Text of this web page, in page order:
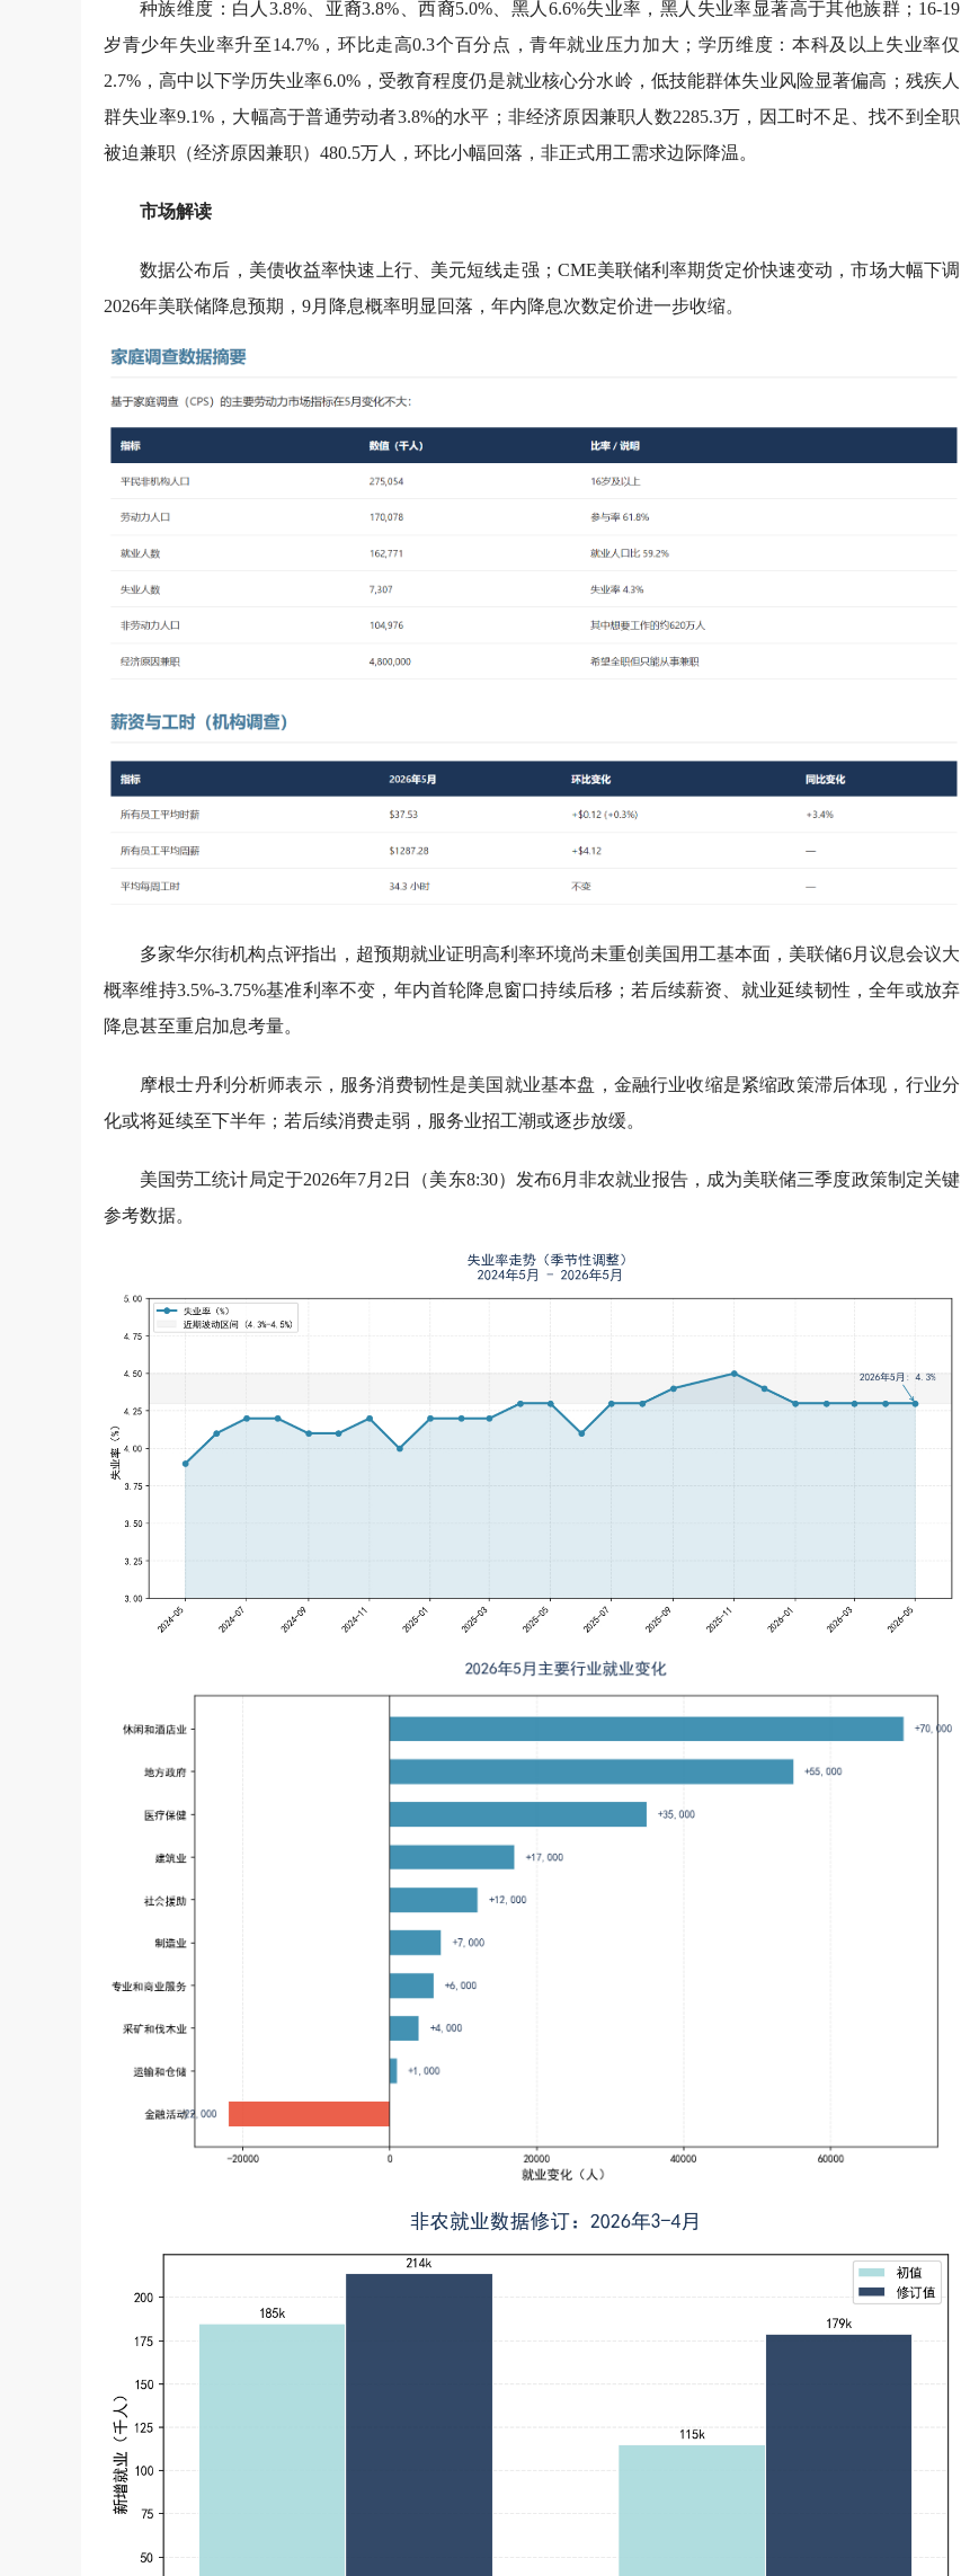
种族维度：白人3.8%、亚裔3.8%、西裔5.0%、黑人6.6%失业率，黑人失业率显著高于其他族群；16-19
岁青少年失业率升至14.7%，环比走高0.3个百分点，青年就业压力加大；学历维度：本科及以上失业率仅
2.7%，高中以下学历失业率6.0%，受教育程度仍是就业核心分水岭，低技能群体失业风险显著偏高；残疾人
群失业率9.1%，大幅高于普通劳动者3.8%的水平；非经济原因兼职人数2285.3万，因工时不足、找不到全职
被迫兼职（经济原因兼职）480.5万人，环比小幅回落，非正式用工需求边际降温。
市场解读
数据公布后，美债收益率快速上行、美元短线走强；CME美联储利率期货定价快速变动，市场大幅下调
2026年美联储降息预期，9月降息概率明显回落，年内降息次数定价进一步收缩。
多家华尔街机构点评指出，超预期就业证明高利率环境尚未重创美国用工基本面，美联储6月议息会议大
概率维持3.5%-3.75%基准利率不变，年内首轮降息窗口持续后移；若后续薪资、就业延续韧性，全年或放弃
降息甚至重启加息考量。
摩根士丹利分析师表示，服务消费韧性是美国就业基本盘，金融行业收缩是紧缩政策滞后体现，行业分
化或将延续至下半年；若后续消费走弱，服务业招工潮或逐步放缓。
美国劳工统计局定于2026年7月2日（美东8:30）发布6月非农就业报告，成为美联储三季度政策制定关键
参考数据。